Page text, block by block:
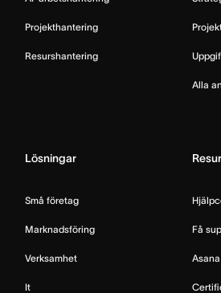
Projekthantering
Resurshantering
Alla
Lösningar
Små företag
Marknadsföring
Verksamhet
It
Få